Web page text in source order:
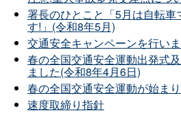
署長のひとこと「5月は自転
す!」(令和8年5月)
交通安全キャンペーンを行い
春の全国交通安全運動出発式
ました(令和8年4月6日)
春の全国交通安全運動が始ま
速度取締り指針